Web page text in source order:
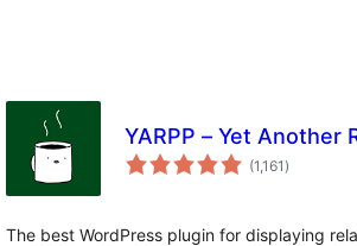
YARPP – Yet Another
(1,161 कुल
रेटिङ्गहरू
)
The best WordPress plugin for displaying